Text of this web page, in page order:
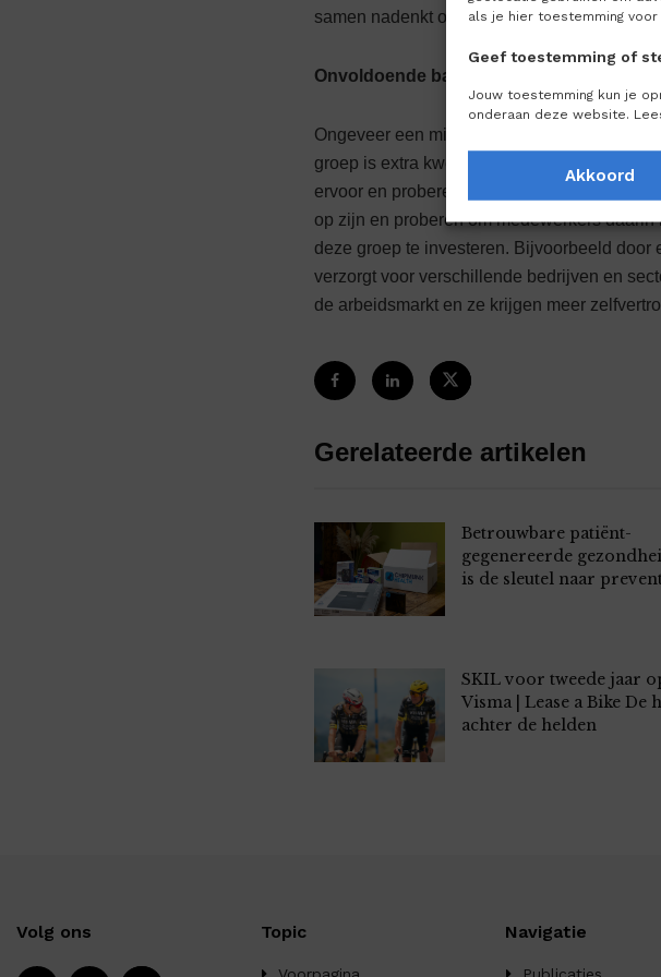
als je hier toestemming voor
Geef toestemming of
Jouw toestemming kun je
onderaan deze website.
Akkoord
samen nadenkt of je of op termijn toch iets
Onvoldoende basisvaardigheden
Ongeveer een miljoen werkenden heeft
groep is extra kwetsbaar doordat digitale
ervoor en proberen het voor anderen te
op zijn en proberen om medewerkers
deze groep te investeren. Bijvoorbeeld
verzorgt voor verschillende bedrijven en
de arbeidsmarkt en ze krijgen meer
Gerelateerde artikelen
Betrouwbare patiënt-
gegenereerde
is de sleutel naar
SKIL voor tweede jaar
Visma | Lease a Bike De
achter de helden
Volg ons Topic
Voorpagina
Navigatie
Publicaties